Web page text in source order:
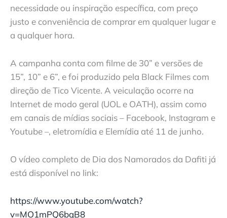
necessidade ou inspiração específica, com preço
justo e conveniência de comprar em qualquer lugar e
a qualquer hora.
A campanha conta com filme de 30” e versões de
15”, 10” e 6”, e foi produzido pela Black Filmes com
direção de Tico Vicente. A veiculação ocorre na
Internet de modo geral (UOL e OATH), assim como
em canais de mídias sociais – Facebook, Instagram e
Youtube –, eletromídia e Elemídia até 11 de junho.
O vídeo completo de Dia dos Namorados da Dafiti já
está disponível no link:
https://www.youtube.com/watch?
v=MO1mPQ6bqB8